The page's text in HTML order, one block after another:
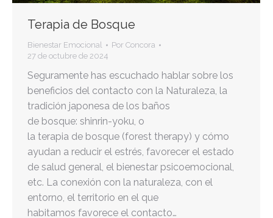
Terapia de Bosque
Bienestar Emocional Por Concora
27 de octubre de 2024
Seguramente has escuchado hablar sobre los
beneficios del contacto con la Naturaleza, la
tradición japonesa de los baños
de bosque: shinrin-yoku, o
la terapia de bosque (forest therapy) y cómo
ayudan a reducir el estrés, favorecer el estado
de salud general, el bienestar psicoemocional,
etc. La conexión con la naturaleza, con el
entorno, el territorio en el que
habitamos favorece el contacto…